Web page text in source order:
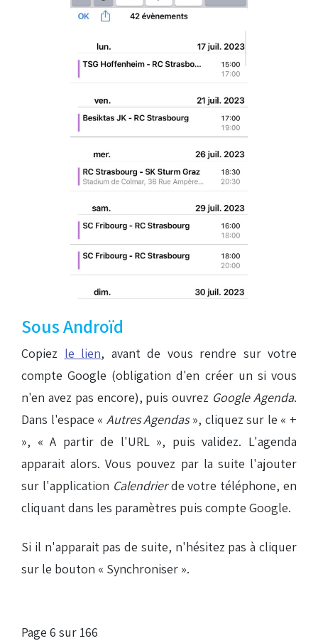
Sous Androïd
Copiez le lien, avant de vous rendre sur votre
compte Google (obligation d'en créer un si vous
n'en avez pas encore), puis ouvrez Google Agenda.
Dans l'espace « Autres Agendas», cliquez sur le « +
», « A partir de l'URL », puis validez. L'agenda
apparait alors. Vous pouvez par la suite l'ajouter
sur l'application Calendrierde votre téléphone, en
cliquant dans les paramètres puis compte Google.
Si il n'apparait pas de suite, n'hésitez pas à cliquer
sur le bouton « Synchroniser ».
Page 6 sur 166